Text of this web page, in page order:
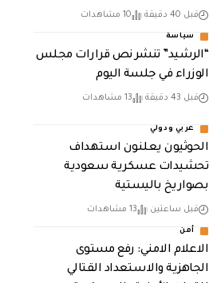
قبل 40 دقيقة 10 مشاهدات
سياسة
“الرشيد” تنشر نص قرارات مجلس
الوزراء في جلسة اليوم
قبل 43 دقيقة 13 مشاهدات
عربي ودولي
الحوثيون يعلنون استهداف
تحشيدات عسكرية سعودية
بصواريخ باليستية
قبل ساعتين 13 مشاهدات
أمن
الاعلام الامني: رفع مستوى
الجاهزية والاستعداد القتالي